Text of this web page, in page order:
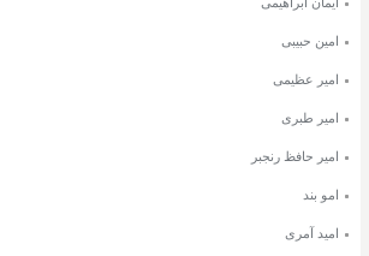
امین حبیبی
امیر عظیمی
امیر طبری
امیر حافظ رنجبر
امو بند
امید آمری